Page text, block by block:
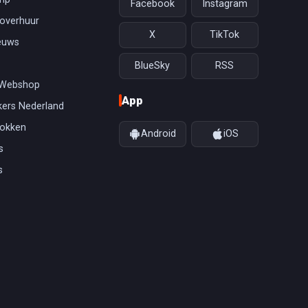
Nederland
Facebook Instagram
X TikTok
BlueSky RSS
App
Android iOS